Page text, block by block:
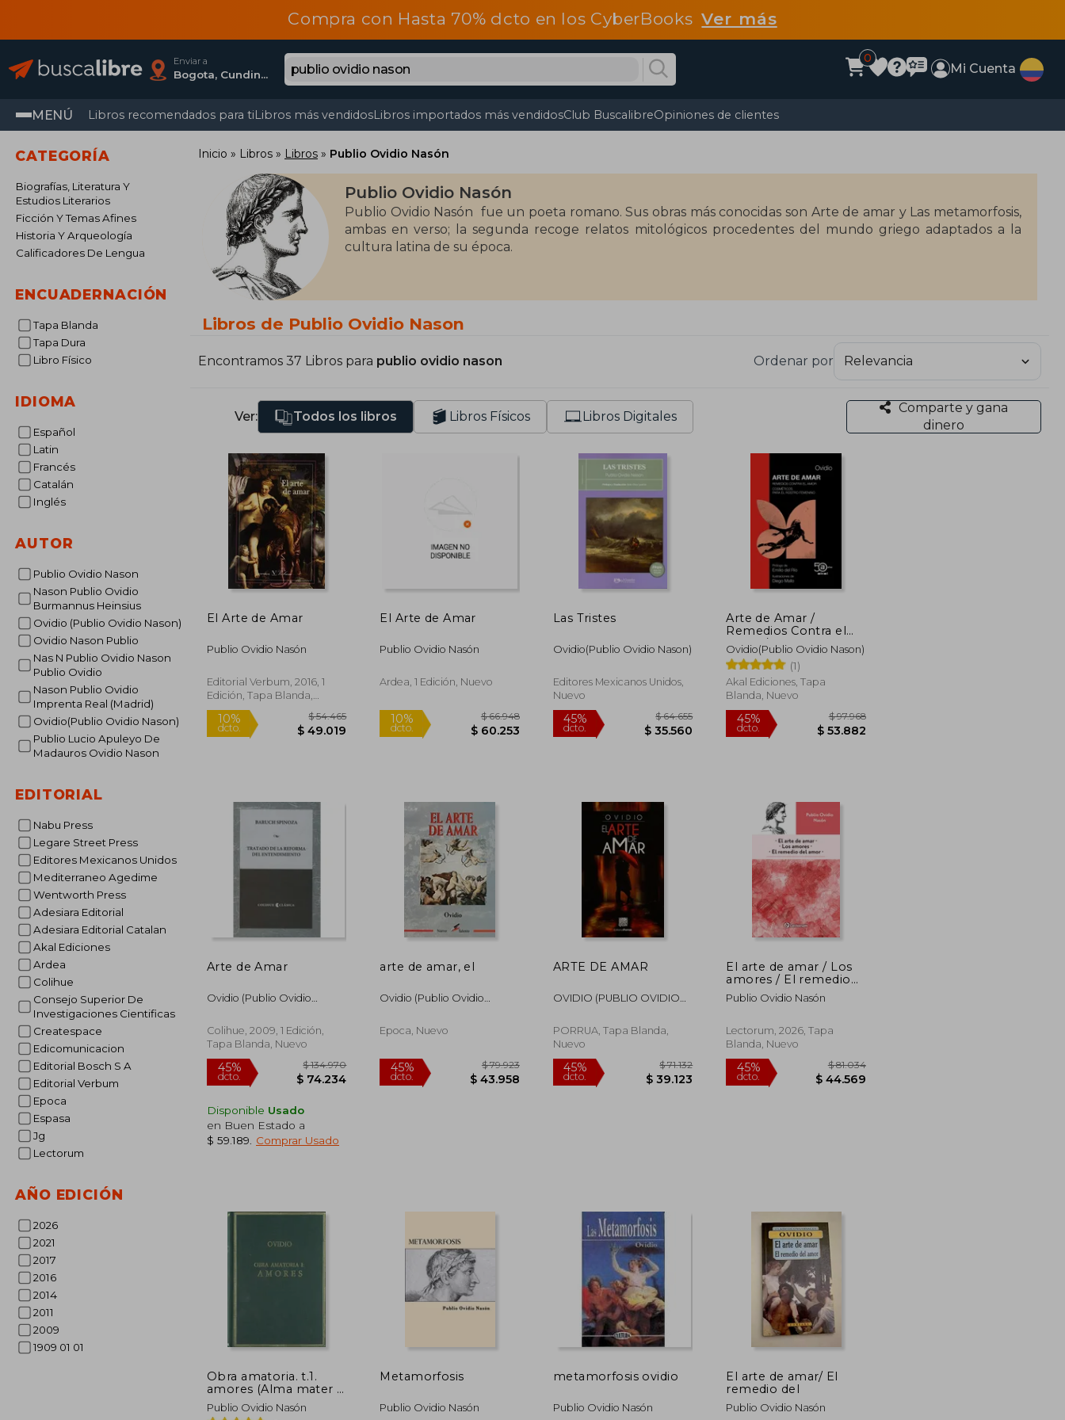
Compra con Hasta 70% dcto en los CyberBooksVer más
Enviar a
Bogota, Cundinamarca
0
Mi Cuenta
MENÚ Libros recomendados para tiLibros más vendidosLibros importados más vendidosClub BuscalibreOpiniones de clientes
CATEGORÍA
Biografías, Literatura Y
Estudios Literarios
Ficción Y Temas Afines
Historia Y Arqueología
Calificadores De Lengua
ENCUADERNACIÓN
Tapa Blanda
Tapa Dura
Libro Físico
IDIOMA
Español
Latin
Francés
Catalán
Inglés
AUTOR
Publio Ovidio Nason
Nason Publio Ovidio
Burmannus Heinsius
Ovidio (Publio Ovidio Nason)
Ovidio Nason Publio
Nas N Publio Ovidio Nason
Publio Ovidio
Nason Publio Ovidio
Imprenta Real (Madrid)
Ovidio(Publio Ovidio Nason)
Publio Lucio Apuleyo De
Madauros Ovidio Nason
EDITORIAL
Nabu Press
Legare Street Press
Editores Mexicanos Unidos
Mediterraneo Agedime
Wentworth Press
Adesiara Editorial
Adesiara Editorial Catalan
Akal Ediciones
Ardea
Colihue
Consejo Superior De
Investigaciones Cientificas
Createspace
Edicomunicacion
Editorial Bosch S A
Editorial Verbum
Epoca
Espasa
Jg
Lectorum
AÑO EDICIÓN
2026
2021
2017
2016
2014
2011
2009
1909 01 01
Inicio Libros Libros Publio Ovidio Nasón
Publio Ovidio Nasón
Publio Ovidio Nasón ​ fue un poeta romano. Sus obras más conocidas son Arte de amar y Las metamorfosis,
ambas en verso; la segunda recoge relatos mitológicos procedentes del mundo griego adaptados a la
cultura latina de su época.
Libros de Publio Ovidio Nason
Encontramos 37 Libros para publio ovidio nason Ordenar por
Ver: Todos los libros Libros Físicos Libros Digitales
Comparte y gana
dinero
El Arte de Amar
Publio Ovidio Nasón
Editorial Verbum, 2016, 1
Edición, Tapa Blanda,
Nuevo
10%
dcto.
El Arte de Amar
Publio Ovidio Nasón
Ardea, 1 Edición, Nuevo
10%
Las Tristes
Ovidio(Publio Ovidio Nason)
Editores Mexicanos Unidos,
Nuevo
45%
dcto. $ 35.560
Arte de Amar /
Remedios Contra el
Amor / Cosméticos
Para el Rostro
Femenino
Ovidio(Publio Ovidio Nason)
(1)
Akal Ediciones, Tapa
Blanda, Nuevo
45%
Arte de Amar
Ovidio (Publio Ovidio
Colihue, 2009, 1 Edición,
Tapa Blanda, Nuevo
Disponible Usado
en Buen Estado a
$ 59.189
Comprar Usado
arte de amar, el
Ovidio (publio Ovidio
Epoca, Nuevo
ARTE DE AMAR
OVIDIO (PUBLIO OVIDIO
PORRUA, Tapa Blanda,
Nuevo
El arte de amar / Los
amores / El remedio
del amor
Publio Ovidio Nasón
Lectorum, 2026, Tapa
Blanda, Nuevo
Obra amatoria. t.1.
amores (Alma mater :
colección de autores
griegos y latinos)
Publio Ovidio Nasón
Metamorfosis
Publio Ovidio Nasón
metamorfosis ovidio
Publio Ovidio Nasón
El arte de amar/ El
remedio del
Publio Ovidio Nasón